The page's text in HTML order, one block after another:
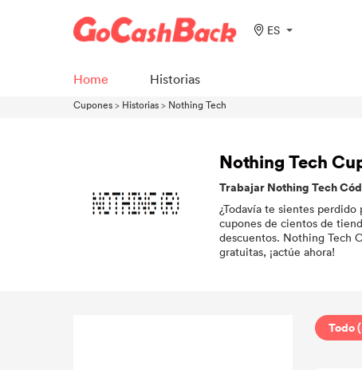
ES
Home Historias
Cupones> Historias> Nothing Tech
Nothing Tech
Trabajar Nothing Tech
¿Todavía te sientes
cupones de cientos de
descuentos. Nothing Tech
gratuitas, ¡actúe ahora!
Todo